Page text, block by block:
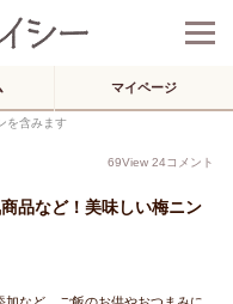
マイページ
を含みます
69View 24コメント
品など！美味しい梅ニン